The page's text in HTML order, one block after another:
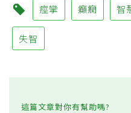
痙攣 癲癇 智
失智
這篇文章對你有幫助嗎?